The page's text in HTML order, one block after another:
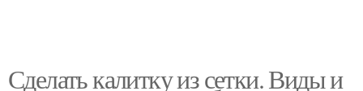
Сделать калитку из сетки. Виды и